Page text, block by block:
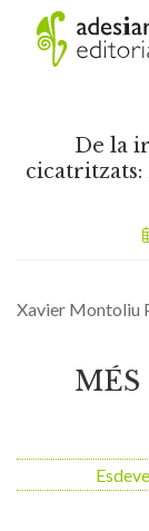
De la
Xavier Montoliu